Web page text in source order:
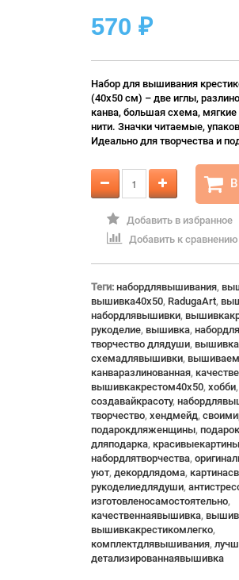
570 ₽
Набор для вышивания
(40x50 см) – две иглы,
канва, большая схема,
нити. Значки читаемые,
Идеально для творчества и
Добавить в избранное
Добавить к сравнению
Теги: набордлявышивания,
вышивка40x50, RadugaArt,
набордлявышивки,
рукоделие, вышивка,
творчество длядуши,
схемадлявышивки,
канваразлинованная,
вышивкакрестом40x50, хобби,
создавайкрасоту,
творчество, хендмейд,
подарокдляженщины,
дляподарка, красивыекартины
набордлятворчества,
уют, декордлядома,
рукоделиедлядуши,
изготовленосамостоятельно,
качественнаявышивка,
вышивкакрестикомлегко,
комплектдлявышивания,
детализированнаявышивка